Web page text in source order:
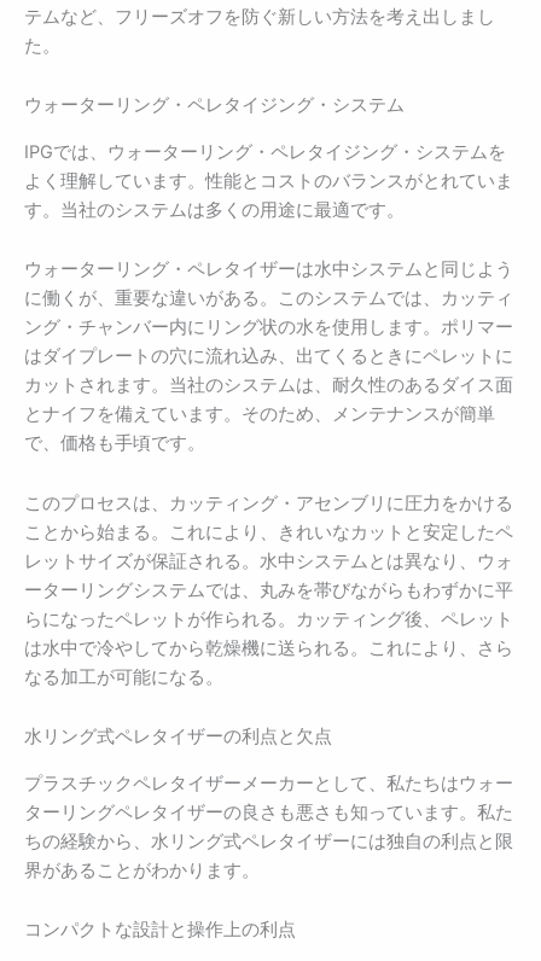
テムなど、フリーズオフを防ぐ新しい方法を考え出しまし
た。
ウォーターリング・ペレタイジング・システム
IPGでは、ウォーターリング・ペレタイジング・システムを
よく理解しています。性能とコストのバランスがとれていま
す。当社のシステムは多くの用途に最適です。
ウォーターリング・ペレタイザーは水中システムと同じよう
に働くが、重要な違いがある。このシステムでは、カッティ
ング・チャンバー内にリング状の水を使用します。ポリマー
はダイプレートの穴に流れ込み、出てくるときにペレットに
カットされます。当社のシステムは、耐久性のあるダイス面
とナイフを備えています。そのため、メンテナンスが簡単
で、価格も手頃です。
このプロセスは、カッティング・アセンブリに圧力をかける
ことから始まる。これにより、きれいなカットと安定したペ
レットサイズが保証される。水中システムとは異なり、ウォ
ーターリングシステムでは、丸みを帯びながらもわずかに平
らになったペレットが作られる。カッティング後、ペレット
は水中で冷やしてから乾燥機に送られる。これにより、さら
なる加工が可能になる。
水リング式ペレタイザーの利点と欠点
プラスチックペレタイザーメーカーとして、私たちはウォー
ターリングペレタイザーの良さも悪さも知っています。私た
ちの経験から、水リング式ペレタイザーには独自の利点と限
界があることがわかります。
コンパクトな設計と操作上の利点